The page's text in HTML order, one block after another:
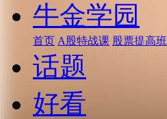
牛金学园
首页 A股特战课 股票提高班
话题
好看